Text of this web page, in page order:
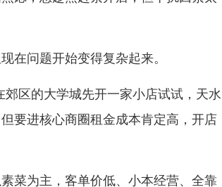
问题开始变得复杂起来。
区的大学城先开一家小店试试，天水
要进核心商圈租金成本肯定高，开店
为主，客单价低、小本经营、全靠